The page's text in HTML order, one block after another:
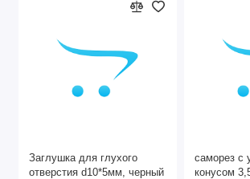
Заглушка для глухого
отверстия d10*5мм, черный
саморез с
конусом